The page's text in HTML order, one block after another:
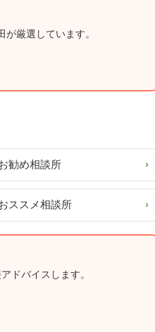
厳選しています。
勧め相談所 ›
ススメ相談所 ›
ドバイスします。